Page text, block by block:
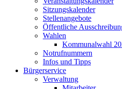
Sitzungskalender
Stellenangebote
Öffentliche
Wahlen
Kommunalwahl
Notrufnummern
Infos und Tipps
Bürgerservice
Verwaltung